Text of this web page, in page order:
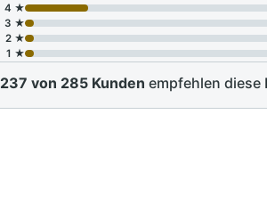
4 ★
3 ★
2 ★
1 ★
237 von 285 Kunden empfehlen diese